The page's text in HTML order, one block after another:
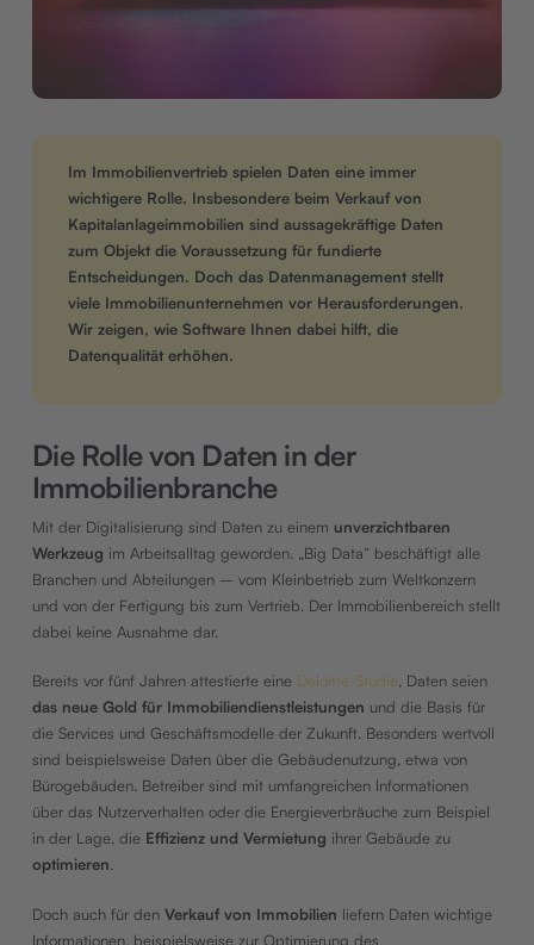
Im Immobilienvertrieb spielen Daten eine immer
wichtigere Rolle. Insbesondere beim Verkauf von
Kapitalanlageimmobilien sind aussagekräftige Daten
zum Objekt die Voraussetzung für fundierte
Entscheidungen. Doch das Datenmanagement stellt
viele Immobilienunternehmen vor Herausforderungen.
Wir zeigen, wie Software Ihnen dabei hilft, die
Datenqualität erhöhen.
Die Rolle von Daten in der
Immobilienbranche
Mit der Digitalisierung sind Daten zu einem unverzichtbaren
Werkzeug im Arbeitsalltag geworden. „Big Data“ beschäftigt alle
Branchen und Abteilungen – vom Kleinbetrieb zum Weltkonzern
und von der Fertigung bis zum Vertrieb. Der Immobilienbereich stellt
dabei keine Ausnahme dar.
Bereits vor fünf Jahren attestierte eine Deloitte-Studie, Daten seien
das neue Gold für Immobiliendienstleistungen und die Basis für
die Services und Geschäftsmodelle der Zukunft. Besonders wertvoll
sind beispielsweise Daten über die Gebäudenutzung, etwa von
Bürogebäuden. Betreiber sind mit umfangreichen Informationen
über das Nutzerverhalten oder die Energieverbräuche zum Beispiel
in der Lage, die Effizienz und Vermietung ihrer Gebäude zu
optimieren.
Doch auch für den Verkauf von Immobilien liefern Daten wichtige
Informationen, beispielsweise zur Optimierung des